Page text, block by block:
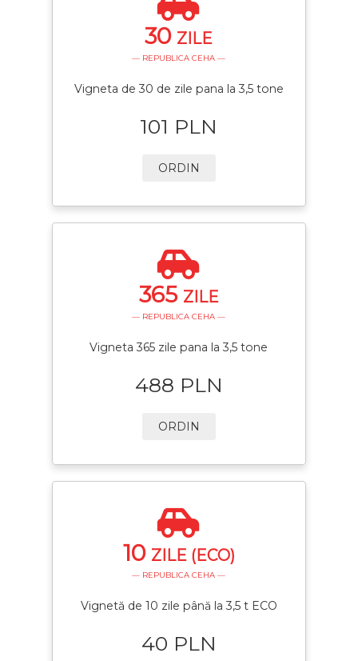
30 ZILE
— REPUBLICA CEHA —
Vigneta de 30 de zile pana la 3,5 tone
101 PLN
ORDIN
365 ZILE
— REPUBLICA CEHA —
Vigneta 365 zile pana la 3,5 tone
488 PLN
ORDIN
10 ZILE (ECO)
— REPUBLICA CEHA —
Vignetă de 10 zile până la 3,5 t ECO
40 PLN